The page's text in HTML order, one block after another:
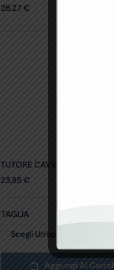
26,27€
TUTORE CAVIGLIA
23,85€
TAGLIA
Aggiungi Al